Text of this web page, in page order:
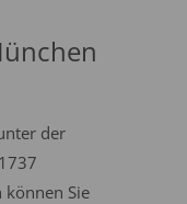
der
können Sie